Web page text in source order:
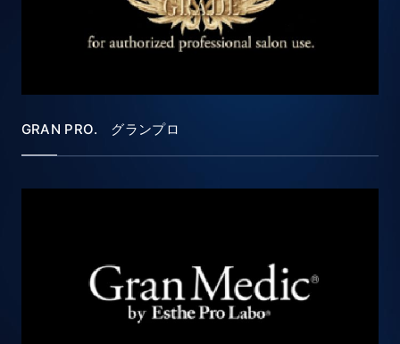
GRAN PRO. グランプロ